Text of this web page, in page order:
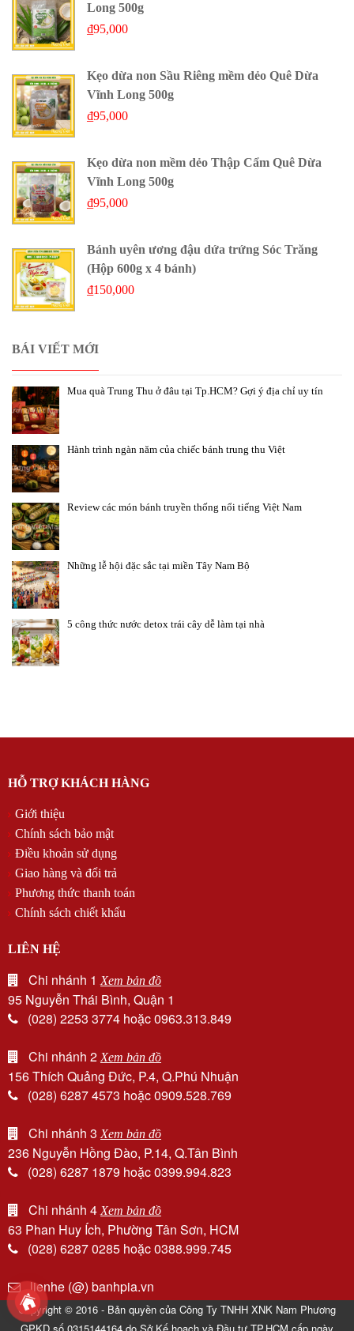
Long 500g
₫95,000
Kẹo dừa non Sầu Riêng mềm dẻo Quê Dừa
Vĩnh Long 500g
₫95,000
Kẹo dừa non mềm dẻo Thập Cẩm Quê Dừa
Vĩnh Long 500g
₫95,000
Bánh uyên ương đậu dứa trứng Sóc Trăng
(Hộp 600g x 4 bánh)
₫150,000
BÁI VIẾT MỚI
Mua quà Trung Thu ở đâu tại Tp.HCM? Gợi ý địa chỉ uy tín
Hành trình ngàn năm của chiếc bánh trung thu Việt
Review các món bánh truyền thống nổi tiếng Việt Nam
Những lễ hội đặc sắc tại miền Tây Nam Bộ
5 công thức nước detox trái cây dễ làm tại nhà
HỖ TRỢ KHÁCH HÀNG
Giới thiệu
Chính sách bảo mật
Điều khoản sử dụng
Giao hàng và đổi trả
Phương thức thanh toán
Chính sách chiết khấu
LIÊN HỆ
Chi nhánh 1Xem bản đồ
95 Nguyễn Thái Bình, Quận 1
(028) 2253 3774 hoặc 0963.313.849
Chi nhánh 2Xem bản đồ
156 Thích Quảng Đức, P.4, Q.Phú Nhuận
(028) 6287 4573 hoặc 0909.528.769
Chi nhánh 3Xem bản đồ
236 Nguyễn Hồng Đào, P.14, Q.Tân Bình
(028) 6287 1879 hoặc 0399.994.823
Chi nhánh 4Xem bản đồ
63 Phan Huy Ích, Phường Tân Sơn, HCM
(028) 6287 0285 hoặc 0388.999.745
lienhe (@) banhpia.vn
Copyright © 2016 - Bản quyền của Công Ty TNHH XNK Nam Phương